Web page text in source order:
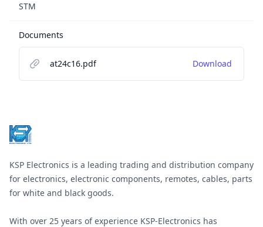
STM
Documents
at24c16.pdf Download
KSP Electronics is a leading trading and distribution company
for electronics, electronic components, remotes, cables, parts
for white and black goods.
With over 25 years of experience KSP-Electronics has